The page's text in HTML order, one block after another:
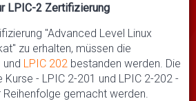
LPIC-2 Zertifizierung
"Advanced Level Linux
zu erhalten, müssen die
und LPIC 202 bestanden werden. Die
Kurse - LPIC 2-201 und LPIC 2-202 -
Reihenfolge gemacht werden.